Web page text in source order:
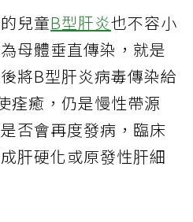
兒童B型肝炎也不容小
母體垂直傳染，就是
將B型肝炎病毒傳染給
痊癒，仍是慢性帶源
否會再度發病，臨床
肝硬化或原發性肝細